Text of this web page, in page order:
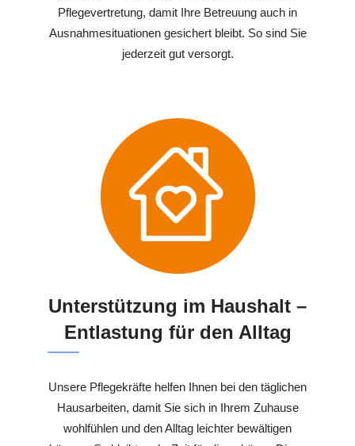
Pflegevertretung, damit Ihre Betreuung auch in
Ausnahmesituationen gesichert bleibt. So sind Sie
jederzeit gut versorgt.
Unterstützung im Haushalt –
Entlastung für den Alltag
Unsere Pflegekräfte helfen Ihnen bei den täglichen
Hausarbeiten, damit Sie sich in Ihrem Zuhause
wohlfühlen und den Alltag leichter bewältigen